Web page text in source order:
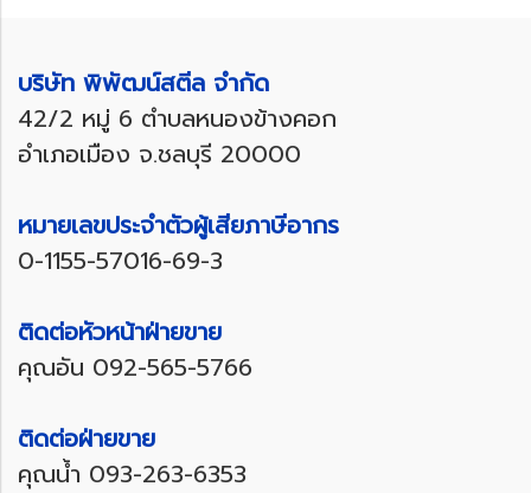
บริษัท พิพัฒน์สตีล จำกัด
42/2 หมู่ 6 ตำบลหนองข้างคอก
อำเภอเมือง จ.ชลบุรี 20000
หมายเลขประจำตัวผู้เสียภาษีอากร
0-1155-57016-69-3
ติดต่อหัวหน้าฝ่ายขาย
คุณอัน 092-565-5766
ติดต่อฝ่ายขาย
คุณน้ำ 093-263-6353